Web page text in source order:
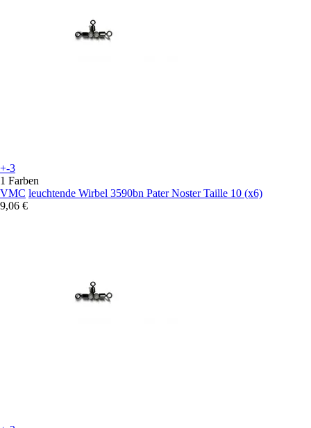
+-3
1 Farben
VMC leuchtende Wirbel 3590bn Pater Noster Taille 10 (x6)
9,06 €